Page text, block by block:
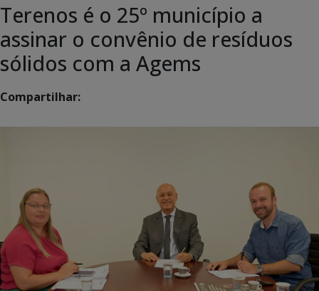
Terenos é o 25º município a
assinar o convênio de resíduos
sólidos com a Agems
Compartilhar: